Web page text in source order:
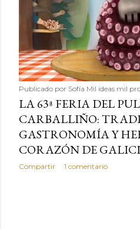
Publicado por Sofía Mil ideas mil
LA 63ª FERIA DEL
CARBALLIÑO:
GASTRONOMÍA Y
CORAZÓN DE
Compartir 1 comentario